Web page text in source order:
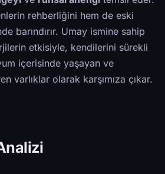
rehberliğini hem de eski
barındırır. Umay ismine sahip
etkisiyle, kendilerini sürekli
içerisinde yaşayan ve
varlıklar olarak karşımıza çıkar.